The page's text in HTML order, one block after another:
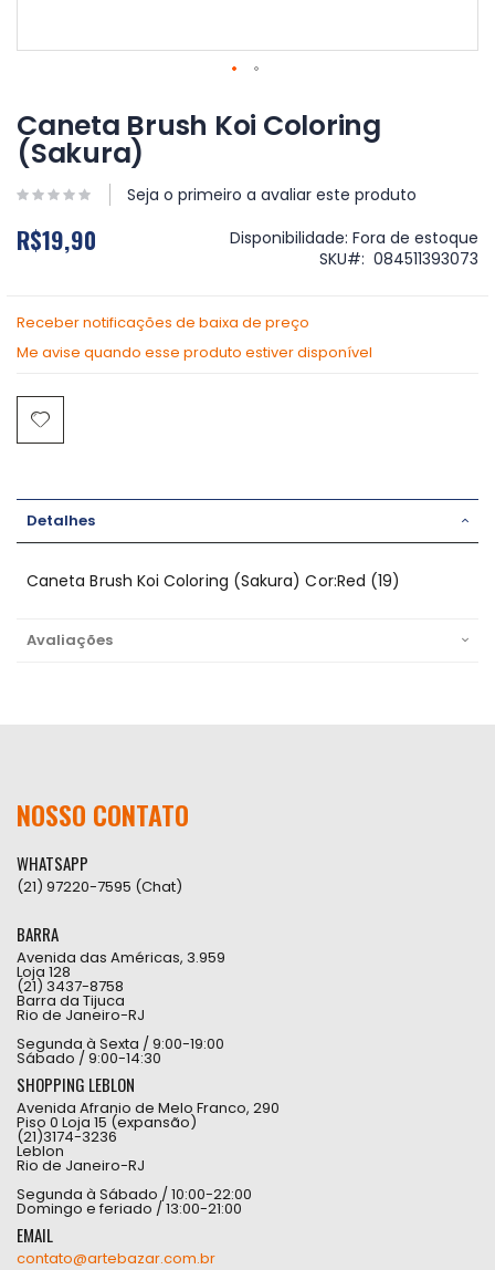
para
o
início
da
Galeria
imagens
Caneta Brush Koi Coloring
(Sakura)
Seja o primeiro a avaliar este produto
R$19,90 Disponibilidade: Fora de estoque
SKU
084511393073
Receber notificações de baixa de preço
Me avise quando esse produto estiver disponível
Detalhes
Caneta Brush Koi Coloring (Sakura) Cor:Red (19)
Avaliações
NOSSO CONTATO
WHATSAPP
(21) 97220-7595 (Chat)
BARRA
Avenida das Américas, 3.959
Loja 128
(21) 3437-8758
Barra da Tijuca
Rio de Janeiro-RJ
Segunda à Sexta / 9:00-19:00
Sábado / 9:00-14:30
SHOPPING LEBLON
Avenida Afranio de Melo Franco, 290
Piso 0 Loja 15 (expansão)
(21)3174-3236
Leblon
Rio de Janeiro-RJ
Segunda à Sábado / 10:00-22:00
Domingo e feriado / 13:00-21:00
EMAIL
contato@artebazar.com.br